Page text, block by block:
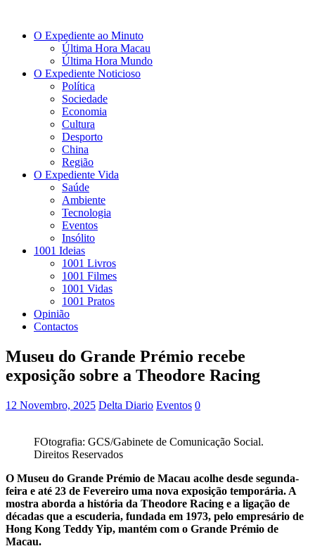
O Expediente ao Minuto
Última Hora Macau
Última Hora Mundo
O Expediente Noticioso
Política
Sociedade
Economia
Cultura
Desporto
China
Região
O Expediente Vida
Saúde
Ambiente
Tecnologia
Eventos
Insólito
1001 Ideias
1001 Livros
1001 Filmes
1001 Vidas
1001 Pratos
Opinião
Contactos
Museu do Grande Prémio recebe
exposição sobre a Theodore Racing
12 Novembro, 2025 Delta Diario Eventos 0
FOtografia: GCS/Gabinete de Comunicação Social.
Direitos Reservados
O Museu do Grande Prémio de Macau acolhe desde segunda-
feira e até 23 de Fevereiro uma nova exposição temporária. A
mostra aborda a história da Theodore Racing e a ligação de
décadas que a escuderia, fundada em 1973, pelo empresário de
Hong Kong Teddy Yip, mantém com o Grande Prémio de
Macau.